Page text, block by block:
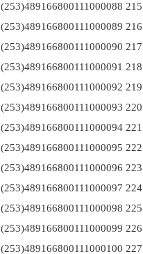
(253)489166800111000088 215
(253)489166800111000089 216
(253)489166800111000090 217
(253)489166800111000091 218
(253)489166800111000092 219
(253)489166800111000093 220
(253)489166800111000094 221
(253)489166800111000095 222
(253)489166800111000096 223
(253)489166800111000097 224
(253)489166800111000098 225
(253)489166800111000099 226
(253)489166800111000100 227